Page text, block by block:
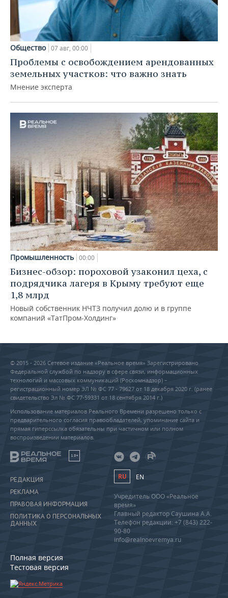
Общество 07 авг, 00:00
Проблемы с освобождением арендованных
земельных участков: что важно знать
Мнение эксперта
Промышленность 00:00
Бизнес-обзор: пороховой узаконил цеха, с
подрядчика лагеря в Крыму требуют еще
1,8 млрд
Новый собственник НЧТЗ получил долю и в группе
компаний «ТатПром-Холдинг»
© 2015 - 2026 Сетевое издание «Реальное время» Зарегистрировано
Федеральной службой по надзору в сфере связи, информационных
технологий и массовых коммуникаций (Роскомнадзор) –
регистрационный номер ЭЛ № ФС 77 - 79627 от 18 декабря 2020 г. (ранее
свидетельство Эл № ФС 77-59331 от 18 сентября 2014 г.)
Использование материалов Реального Времени разрешено только с
предварительного согласия правообладателей, упоминание сайта и
прямая гиперссылка обязательны при частичном или полном
воспроизведении материалов.
18+
РЕДАКЦИЯ
РЕКЛАМА
ПРАВОВАЯ ИНФОРМАЦИЯ
ПОЛИТИКА О ПЕРСОНАЛЬНЫХ
ДАННЫХ
Полная версия
Тестовая версия
RU EN
Учредитель ООО «Реальное
время»
Главный редактор Саушина А.А.
Телефон редакции: +7 (843) 222-
90-80
info@realnoevremya.ru